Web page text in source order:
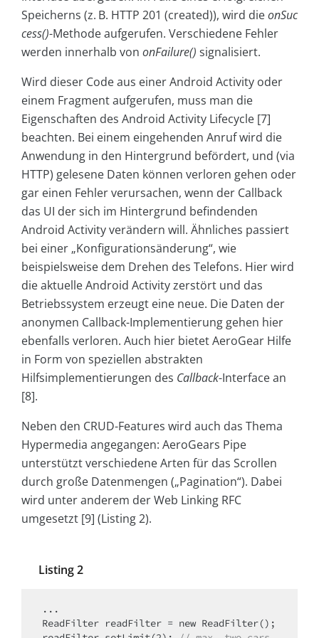
Speicherns (z. B. HTTP 201 (created)), wird dieonSuc
cess()-Methode aufgerufen. Verschiedene Fehler
werden innerhalb von onFailure() signalisiert.
Wird dieser Code aus einer Android Activity oder
einem Fragment aufgerufen, muss man die
Eigenschaften des Android Activity Lifecycle [7]
beachten. Bei einem eingehenden Anruf wird die
Anwendung in den Hintergrund befördert, und (via
HTTP) gelesene Daten können verloren gehen oder
gar einen Fehler verursachen, wenn der Callback
das UI der sich im Hintergrund befindenden
Android Activity verändern will. Ähnliches passiert
bei einer „Konfigurationsänderung“, wie
beispielsweise dem Drehen des Telefons. Hier wird
die aktuelle An­droid Activity zerstört und das
Betriebssystem erzeugt eine neue. Die Daten der
anonymen Callback-Implementierung gehen hier
ebenfalls verloren. Auch hier bietet AeroGear Hilfe
in Form von speziellen abstrakten
Hilfsimplementierungen des Callback-Interface an
[8].
Neben den CRUD-Features wird auch das Thema
Hypermedia angegangen: AeroGears Pipe
unterstützt verschiedene Arten für das Scrollen
durch große Datenmengen („Pagination“). Dabei
wird unter anderem der Web Linking RFC
umgesetzt [9] (Listing 2).
Listing 2
...
ReadFilter readFilter = new ReadFilter();